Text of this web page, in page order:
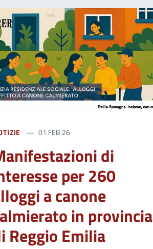
01 FEB 26
di
per 260
a canone
in provincia
Reggio Emilia